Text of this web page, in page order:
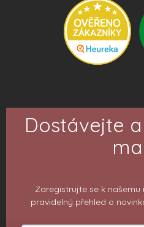
Dostávejte
Zaregistrujte se k
pravidelný přehled o